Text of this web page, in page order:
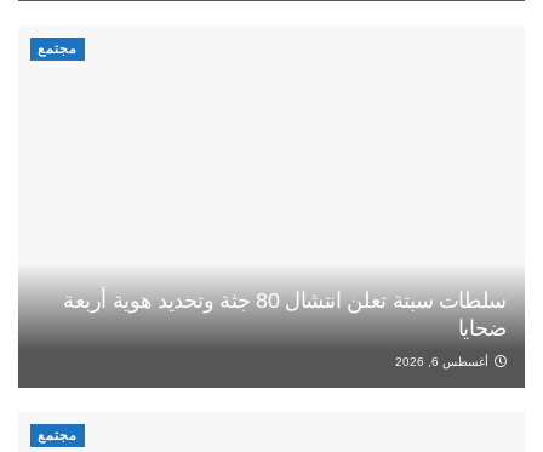
مجتمع
سلطات سبتة تعلن انتشال 80 جثة وتحديد هوية أربعة
ضحايا
أغسطس 6, 2026
مجتمع